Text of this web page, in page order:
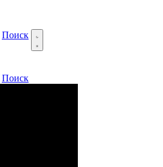
Поиск
Поиск